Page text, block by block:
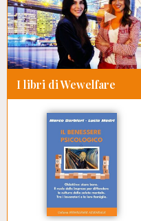
I libri di Wewelfare